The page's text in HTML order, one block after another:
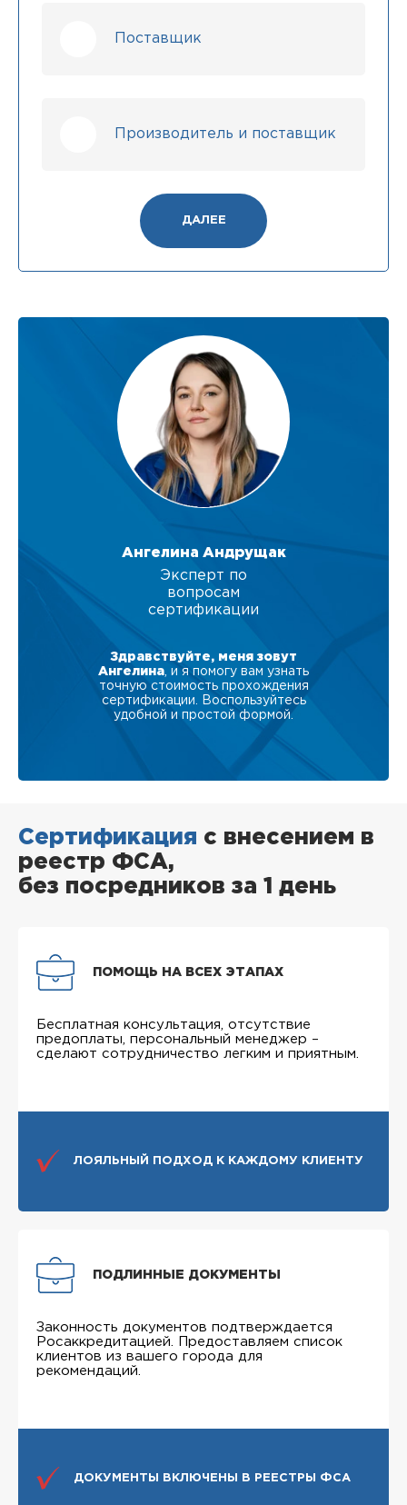
Поставщик
Производитель и поставщик
ДАЛЕЕ
Ангелина Андрущак
Эксперт по
вопросам
сертификации
Здравствуйте, меня зовут
Ангелина , и я помогу вам узнать
точную стоимость прохождения
сертификации. Воспользуйтесь
удобной и простой формой.
Сертификация с внесением в
реестр ФСА,
без посредников за 1 день
ПОМОЩЬ НА ВСЕХ ЭТАПАХ
Бесплатная консультация, отсутствие
предоплаты, персональный менеджер –
сделают сотрудничество легким и приятным.
ЛОЯЛЬНЫЙ ПОДХОД К КАЖДОМУ КЛИЕНТУ
ПОДЛИННЫЕ ДОКУМЕНТЫ
Законность документов подтверждается
Росаккредитацией. Предоставляем список
клиентов из вашего города для
рекомендаций.
ДОКУМЕНТЫ ВКЛЮЧЕНЫ В РЕЕСТРЫ ФСА